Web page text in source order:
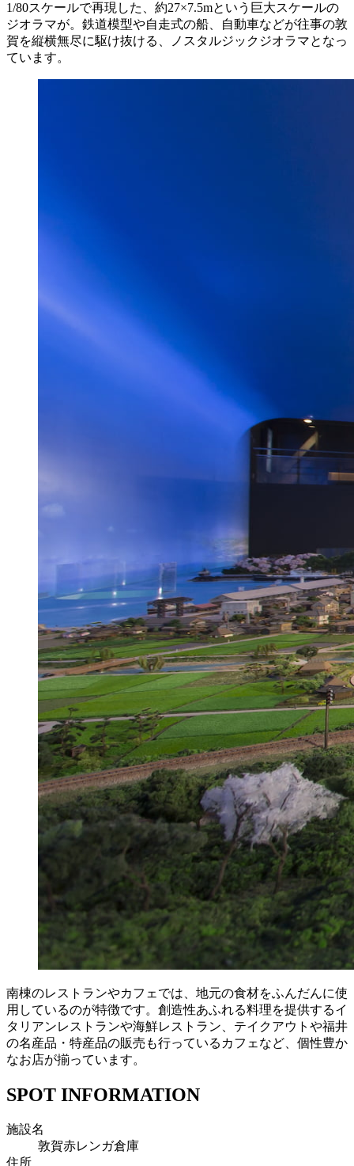
1/80スケールで再現した、約27×7.5mという巨大スケールの
ジオラマが。鉄道模型や自走式の船、自動車などが往事の敦
賀を縦横無尽に駆け抜ける、ノスタルジックジオラマとなっ
ています。
南棟のレストランやカフェでは、地元の食材をふんだんに使
用しているのが特徴です。創造性あふれる料理を提供するイ
タリアンレストランや海鮮レストラン、テイクアウトや福井
の名産品・特産品の販売も行っているカフェなど、個性豊か
なお店が揃っています。
SPOT INFORMATION
施設名
敦賀赤レンガ倉庫
住所